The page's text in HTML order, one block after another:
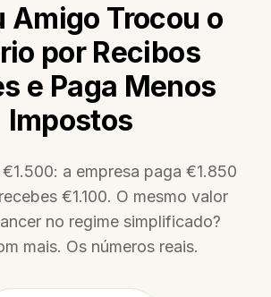
Amigo Trocou o
por Recibos
e Paga Menos
Impostos
a empresa paga €1.850
€1.100. O mesmo valor
no regime simplificado?
mais. Os números reais.